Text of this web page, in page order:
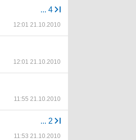
... 4
12:01 21.10.2010
12:01 21.10.2010
11:55 21.10.2010
... 2
11:53 21.10.2010